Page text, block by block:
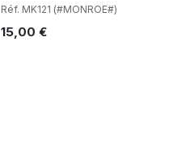
Réf. MK121 (#MONROE#)
15,00 €